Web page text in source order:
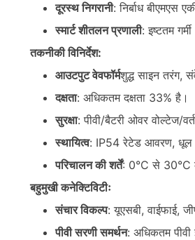
दूरस्थ निगरानी: निर्बाध बीएमएस
स्मार्ट शीतलन प्रणाली: इष्टतम
तकनीकी विनिर्देश:
आउटपुट वेवफॉर्मशुद्ध साइन तरंग,
दक्षता: अधिकतम दक्षता 33% है।
सुरक्षा: पीवी/बैटरी ओवर वोल्टेज/
स्थायित्व: IP54 रेटेड आवरण, धूल
परिचालन की शर्तें: 0°C से 30°C
बहुमुखी कनेक्टिविटीः
संचार विकल्प: यूएसबी, वाईफाई,
पीवी सरणी समर्थन: अधिकतम